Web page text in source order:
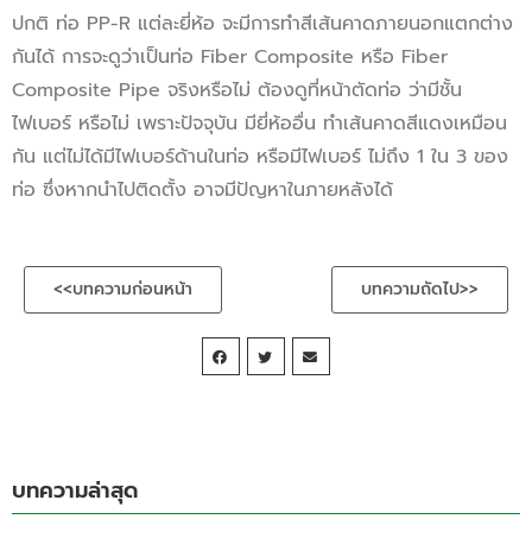
ปกติ ท่อ PP-R แต่ละยี่ห้อ จะมีการทำสีเส้นคาดภายนอกแตกต่าง
กันได้ การจะดูว่าเป็นท่อ Fiber Composite หรือ Fiber
Composite Pipe จริงหรือไม่ ต้องดูที่หน้าตัดท่อ ว่ามีชั้น
ไฟเบอร์ หรือไม่ เพราะปัจจุบัน มียี่ห้ออื่น ทำเส้นคาดสีแดงเหมือน
กัน แต่ไม่ได้มีไฟเบอร์ด้านในท่อ หรือมีไฟเบอร์ ไม่ถึง 1 ใน 3 ของ
ท่อ ซึ่งหากนำไปติดตั้ง อาจมีปัญหาในภายหลังได้
<<บทความก่อนหน้า บทความถัดไป>>
บทความล่าสุด